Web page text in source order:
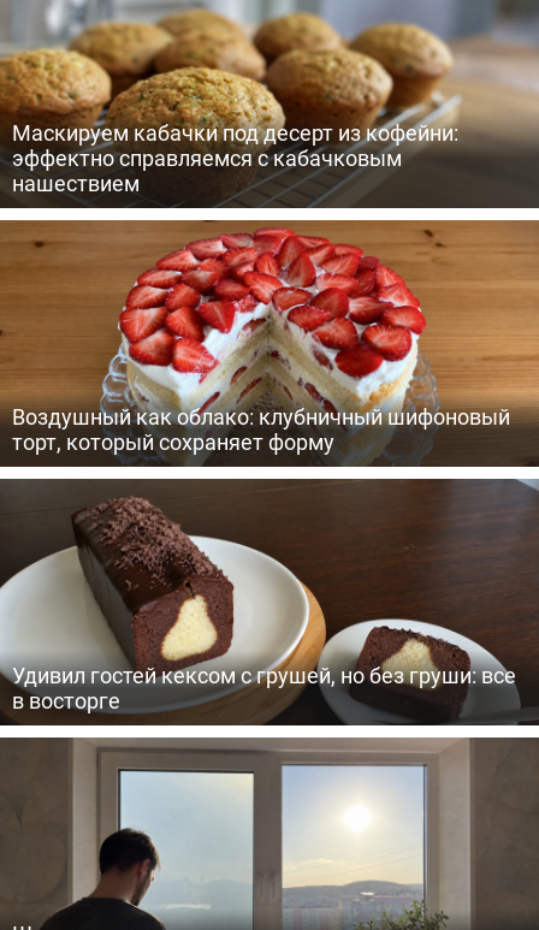
Маскируем кабачки под десерт из кофейни:
эффектно справляемся с кабачковым
нашествием
Воздушный как облако: клубничный шифоновый
торт, который сохраняет форму
Удивил гостей кексом с грушей, но без груши: все
в восторге